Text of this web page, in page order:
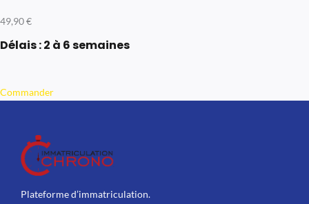
49,90 €
Délais : 2 à 6 semaines
Commander
Plateforme d’immatriculation.